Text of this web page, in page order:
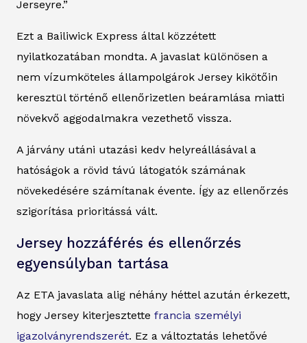
Jerseyre.”
Ezt a Bailiwick Express által közzétett
nyilatkozatában mondta. A javaslat különösen a
nem vízumköteles állampolgárok Jersey kikötőin
keresztül történő ellenőrizetlen beáramlása miatti
növekvő aggodalmakra vezethető vissza.
A járvány utáni utazási kedv helyreállásával a
hatóságok a rövid távú látogatók számának
növekedésére számítanak évente. Így az ellenőrzés
szigorítása prioritássá vált.
Jersey hozzáférés és ellenőrzés
egyensúlyban tartása
Az ETA javaslata alig néhány héttel azután érkezett,
hogy Jersey kiterjesztette francia személyi
igazolványrendszerét. Ez a változtatás lehetővé